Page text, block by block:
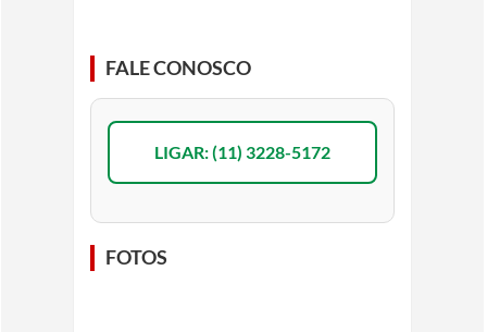
FALE CONOSCO
LIGAR: (11) 3228-5172
FOTOS